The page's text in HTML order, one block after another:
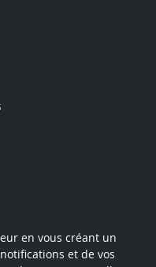
en vous créant un
et de vos